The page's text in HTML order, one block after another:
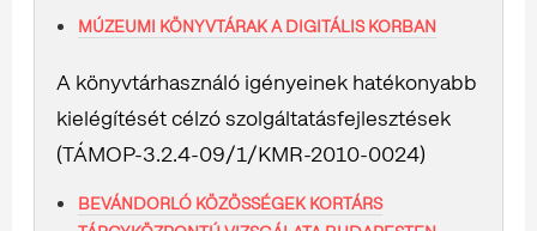
MÚZEUMI KÖNYVTÁRAK A DIGITÁLIS KORBAN
A könyvtárhasználó igényeinek hatékonyabb
kielégítését célzó szolgáltatásfejlesztések
(TÁMOP-3.2.4-09/1/KMR-2010-0024)
BEVÁNDORLÓ KÖZÖSSÉGEK KORTÁRS